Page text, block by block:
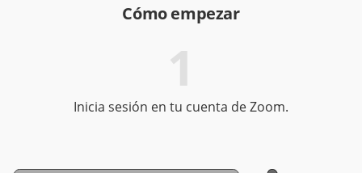
Cómo empezar
1
Inicia sesión en tu cuenta de Zoom.